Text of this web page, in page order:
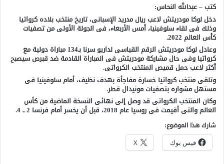
كتب – عبدالله النحاس:
دخل لوكا مودريتش لاعب ريال مدريد الإسبانى، تاريخ منتخب بلاده كرواتيا
وذلك فى لقاء سلوفينيا، أمس الأربعاء، فى الجولة الأولى من تصفيات
كأس العالم 2022.
وعادل لوكا مودريتش الرقم القياسى لداريو سرنا بـ134 مباراة دولية مع
كرواتيا وفى حال مشاركة مودريتش فى المباراة القادمة ضد قبرص سيصبح
أكثر لاعب حمل قميص المنتخب الكرواتى.
وتلقى منتخب كرواتيا خسارة مفاجأة بهدف نظيف، أمام سلوفينيا فى
مستهل مشواره بتصفيات مونيدال قطر.
وكان المنتخب الكرواتى قد وصل إلى نهائى النسخة الماضية من كأس
العالم والتى أقيمت فى روسيا عام 2018، قبل أن يخسر أمام فرنسا 2 ــ 4.
شارك هذا الموضوع:
فيس بوك X